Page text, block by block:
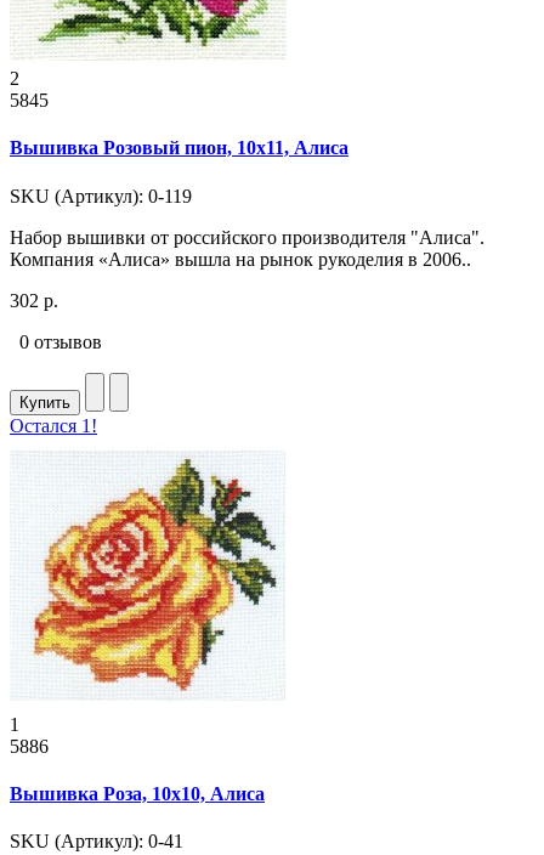
2
5845
Вышивка Розовый пион, 10x11, Алиса
SKU (Артикул): 0-119
Набор вышивки от российского производителя "Алиса".
Компания «Алиса» вышла на рынок рукоделия в 2006..
302 р.
0 отзывов
Купить
Остался 1!
1
5886
Вышивка Роза, 10x10, Алиса
SKU (Артикул): 0-41